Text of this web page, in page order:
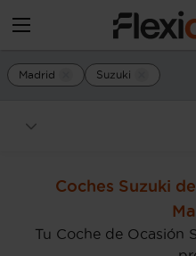
Madrid Suzuki
Coches Suzuki
Tu Coche de Ocasión